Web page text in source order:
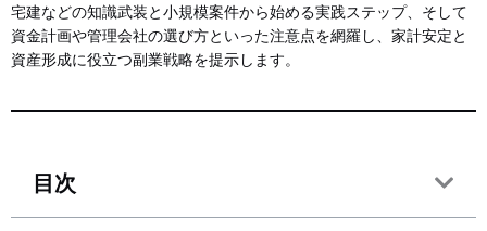
宅建などの知識武装と小規模案件から始める実践ステップ、そして
資金計画や管理会社の選び方といった注意点を網羅し、家計安定と
資産形成に役立つ副業戦略を提示します。
目次